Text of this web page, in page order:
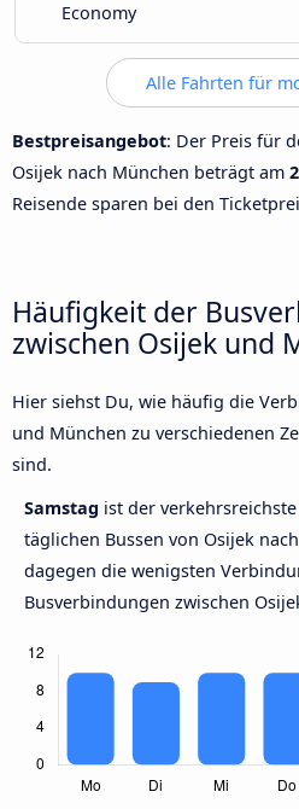
Economy
Alle Fahrten für
Bestpreisangebot: Der Preis für
Osijek nach München beträgt am
Reisende sparen bei den
Häufigkeit der
zwischen Osijek und
Hier siehst Du, wie häufig die
und München zu verschiedenen
sind.
Samstag ist der
täglichen Bussen von Osijek
dagegen die wenigsten
Busverbindungen zwischen